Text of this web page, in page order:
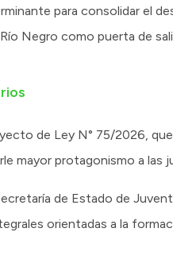
para consolidar el
Negro como puerta de
de Ley N° 75/2026,
mayor protagonismo a las
de Estado de
orientadas a la